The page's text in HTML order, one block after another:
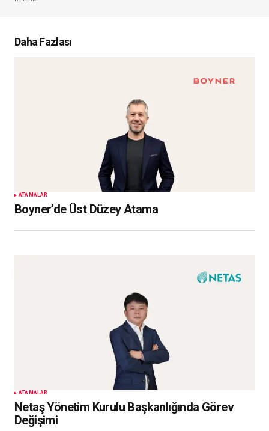
Daha Fazlası
ATAMALAR
Boyner’de Üst Düzey Atama
ATAMALAR
Netaş Yönetim Kurulu Başkanlığında Görev
Değişimi